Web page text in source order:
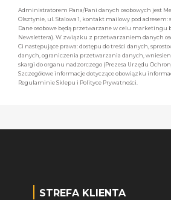
Administratorem Pana/Pani danych osobowych jest
Olsztynie, ul. Stalowa 1, kontakt mailowy pod
Dane osobowe będą przetwarzane w celu marketingu
Newslettera). W związku z przetwarzaniem danych
Ci następujące prawa: dostępu do treści danych,
danych, ograniczenia przetwarzania danych,
skargi do organu nadzorczego (Prezesa Urzędu
Szczegółowe informacje dotyczące obowiązku
Regulaminie Sklepu i Polityce Prywatności.
STREFA KLIENTA